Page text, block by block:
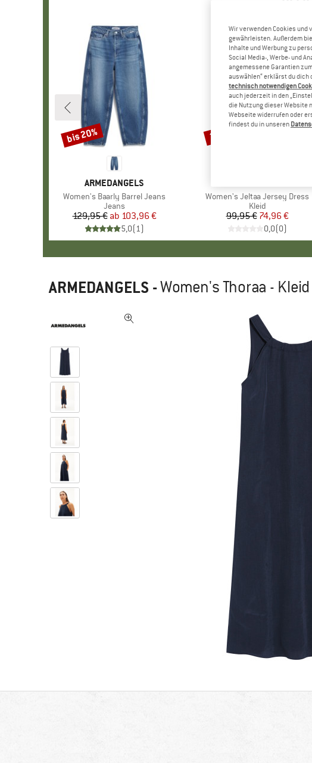
MARKE
ARMEDANGELS
Artikel
Women's Baarly Barrel Jeans
Produktgruppe
Jeans
Preis
129,95 € reduzierter Preis
ab 103,96 €
5,0(1)
Rabatt
bis 20%
Artikel
Women's Jeltaa Jersey Dress
Produktgruppe
Kleid
Preis
99,95 €reduzierter
74,96 €
0,0(0)
Rabatt
25%
ARMEDANGELS -Women's Thoraa - Kleid
Wir verwenden Cookies und
gewährleisten. Außerdem
Inhalte und Werbung zu
Social Media-, Werbe- und
angemessene Garantien
auswählen“ erklärst du
technisch notwendigen
auch jederzeit in den
die Nutzung dieser Website
Webseite widerrufen oder
findest du in unseren